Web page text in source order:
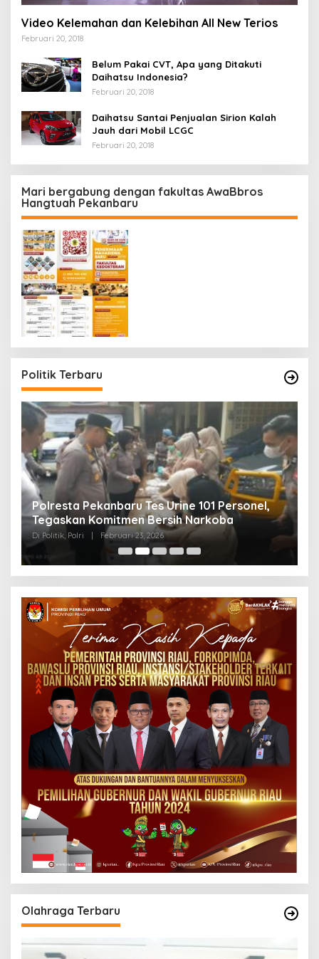
Video Kelemahan dan Kelebihan All New Terios
Februari 20, 2018
Belum Pakai CVT, Apa yang Ditakuti
Daihatsu Indonesia?
Februari 20, 2018
Daihatsu Santai Penjualan Sirion Kalah
Jauh dari Mobil LCGC
Februari 20, 2018
Mari bergabung dengan fakultas AwaBbros
Hangtuah Pekanbaru
Politik Terbaru
Polresta Pekanbaru Tes Urine 101 Personel,
Tegaskan Komitmen Bersih Narkoba
Di Politik, Polri Februari 23, 2026
Olahraga Terbaru